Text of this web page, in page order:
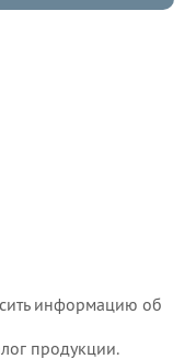
информацию об
продукции.